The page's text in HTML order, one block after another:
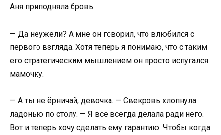
Аня приподняла бровь.
— Да неужели? А мне он говорил, что влюбился с
первого взгляда. Хотя теперь я понимаю, что с таким
его стратегическим мышлением он просто испугался
мамочку.
— А ты не ёрничай, девочка. — Свекровь хлопнула
ладонью по столу. — Я всё всегда делала ради него.
Вот и теперь хочу сделать ему гарантию. Чтобы когда